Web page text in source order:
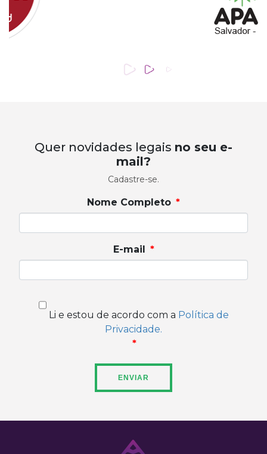
Quer novidades legais no seu e-
mail?
Cadastre-se.
Nome Completo
E-mail
Li e estou de acordo com a Política de
Privacidade.
ENVIAR